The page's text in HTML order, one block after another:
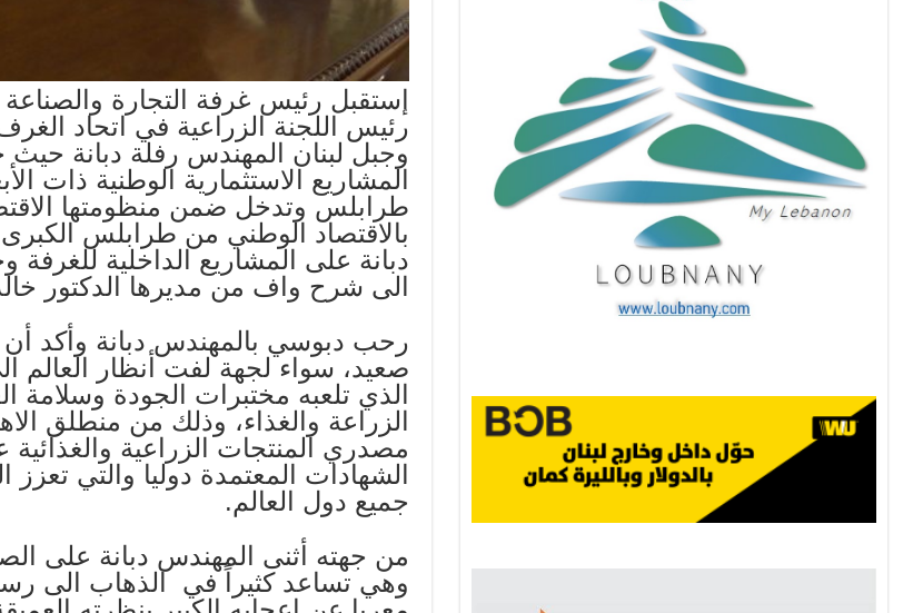
إستقبل رئيس غرفة التجارة
رئيس اللجنة الزراعية في اتحاد
وجبل لبنان المهندس رفلة دبانة
المشاريع الاستثمارية الوطنية ذات
طرابلس وتدخل ضمن منظومتها
بالاقتصاد الوطني من طرابلس
دبانة على المشاريع الداخلية
الى شرح واف من مديرها الدكتور
رحب دبوسي بالمهندس دبانة وأكد
صعيد، سواء لجهة لفت أنظار العالم
الذي تلعبه مختبرات الجودة وسلامة
الزراعة والغذاء، وذلك من منطلق
مصدري المنتجات الزراعية
الشهادات المعتمدة دوليا والتي تعزز
جميع دول العالم.
من جهته أثنى المهندس دبانة على
وهي تساعد كثيراً في الذهاب الى